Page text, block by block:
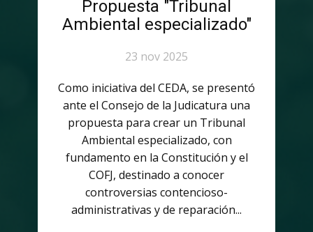
Propuesta "Tribunal
Ambiental especializado"
23 nov 2025
Como iniciativa del CEDA, se presentó
ante el Consejo de la Judicatura una
propuesta para crear un Tribunal
Ambiental especializado, con
fundamento en la Constitución y el
COFJ, destinado a conocer
controversias contencioso-
administrativas y de reparación...